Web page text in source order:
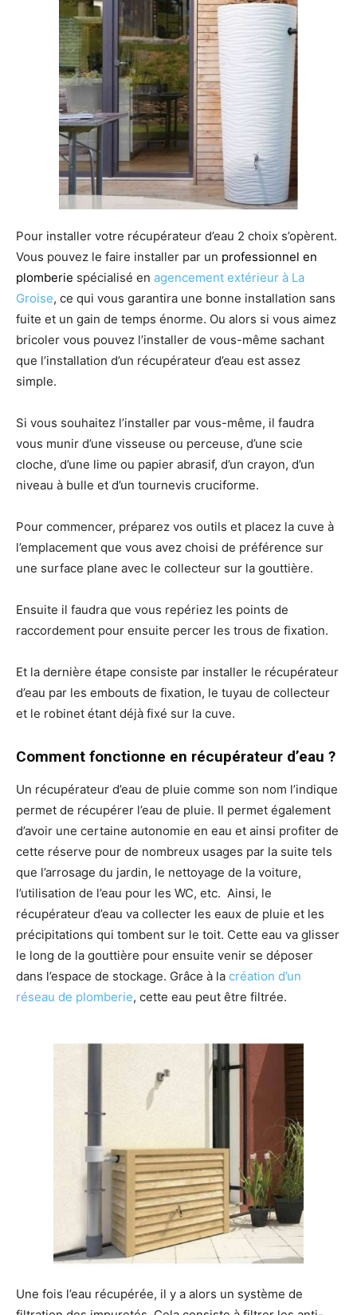
Pour installer votre récupérateur d’eau 2 choix s’opèrent.
Vous pouvez le faire installer par un professionnel en
plomberie spécialisé en agencement extérieur à La
Groise, ce qui vous garantira une bonne installation sans
fuite et un gain de temps énorme. Ou alors si vous aimez
bricoler vous pouvez l’installer de vous-même sachant
que l’installation d’un récupérateur d’eau est assez
simple.
Si vous souhaitez l’installer par vous-même, il faudra
vous munir d’une visseuse ou perceuse, d’une scie
cloche, d’une lime ou papier abrasif, d’un crayon, d’un
niveau à bulle et d’un tournevis cruciforme.
Pour commencer, préparez vos outils et placez la cuve à
l’emplacement que vous avez choisi de préférence sur
une surface plane avec le collecteur sur la gouttière.
Ensuite il faudra que vous repériez les points de
raccordement pour ensuite percer les trous de fixation.
Et la dernière étape consiste par installer le récupérateur
d’eau par les embouts de fixation, le tuyau de collecteur
et le robinet étant déjà fixé sur la cuve.
Comment fonctionne en récupérateur d’eau ?
Un récupérateur d’eau de pluie comme son nom l’indique
permet de récupérer l’eau de pluie. Il permet également
d’avoir une certaine autonomie en eau et ainsi profiter de
cette réserve pour de nombreux usages par la suite tels
que l’arrosage du jardin, le nettoyage de la voiture,
l’utilisation de l’eau pour les WC, etc. Ainsi, le
récupérateur d’eau va collecter les eaux de pluie et les
précipitations qui tombent sur le toit. Cette eau va glisser
le long de la gouttière pour ensuite venir se déposer
dans l’espace de stockage. Grâce à la création d’un
réseau de plomberie, cette eau peut être filtrée.
Une fois l’eau récupérée, il y a alors un système de